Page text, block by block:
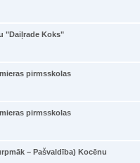
"Daiļrade Koks"
pirmsskolas
pirmsskolas
– Pašvaldība) Kocēnu